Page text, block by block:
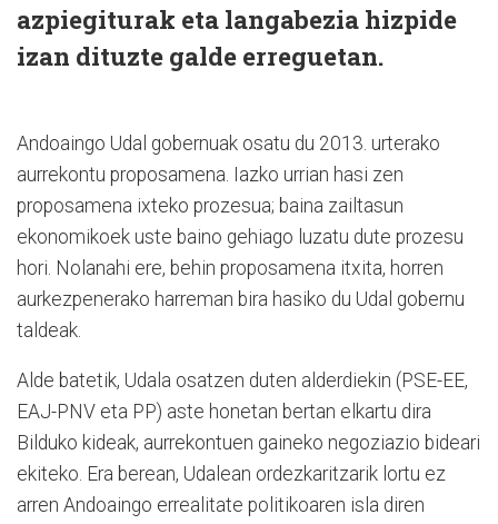
azpiegiturak eta langabezia hizpide
izan dituzte galde erreguetan.
Andoaingo Udal gobernuak osatu du 2013. urterako
aurrekontu proposamena. Iazko urrian hasi zen
proposamena ixteko prozesua; baina zailtasun
ekonomikoek uste baino gehiago luzatu dute prozesu
hori. Nolanahi ere, behin proposamena itxita, horren
aurkezpenerako harreman bira hasiko du Udal gobernu
taldeak.
Alde batetik, Udala osatzen duten alderdiekin (PSE-EE,
EAJ-PNV eta PP) aste honetan bertan elkartu dira
Bilduko kideak, aurrekontuen gaineko negoziazio bideari
ekiteko. Era berean, Udalean ordezkaritzarik lortu ez
arren Andoaingo errealitate politikoaren isla diren